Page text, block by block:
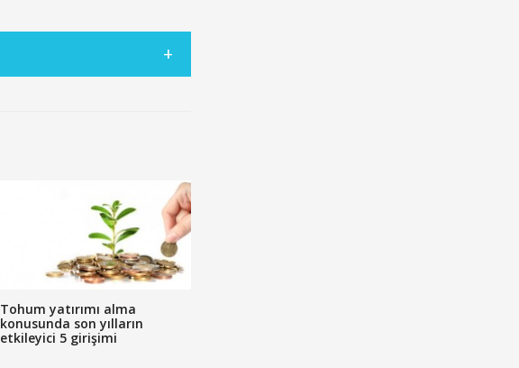
Tohum yatırımı alma
konusunda son yılların
etkileyici 5 girişimi